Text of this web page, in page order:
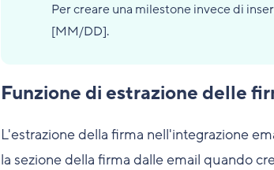
Per creare una milestone invece di
[MM/DD].
Funzione di estrazione delle
L'estrazione della firma nell'integrazione
la sezione della firma dalle email quando